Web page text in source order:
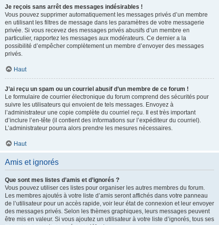
Je reçois sans arrêt des messages indésirables !
Vous pouvez supprimer automatiquement les messages privés d’un membre
en utilisant les filtres de message dans les paramètres de votre messagerie
privée. Si vous recevez des messages privés abusifs d’un membre en
particulier, rapportez les messages aux modérateurs. Ce dernier a la
possibilité d’empêcher complètement un membre d’envoyer des messages
privés.
Haut
J’ai reçu un spam ou un courriel abusif d’un membre de ce forum !
Le formulaire de courrier électronique du forum comprend des sécurités pour
suivre les utilisateurs qui envoient de tels messages. Envoyez à
l’administrateur une copie complète du courriel reçu. Il est très important
d’inclure l’en-tête (il contient des informations sur l’expéditeur du courriel).
L’administrateur pourra alors prendre les mesures nécessaires.
Haut
Amis et ignorés
Que sont mes listes d’amis et d’ignorés ?
Vous pouvez utiliser ces listes pour organiser les autres membres du forum.
Les membres ajoutés à votre liste d’amis seront affichés dans votre panneau
de l’utilisateur pour un accès rapide, voir leur état de connexion et leur envoyer
des messages privés. Selon les thèmes graphiques, leurs messages peuvent
être mis en valeur. Si vous ajoutez un utilisateur à votre liste d’ignorés, tous ses